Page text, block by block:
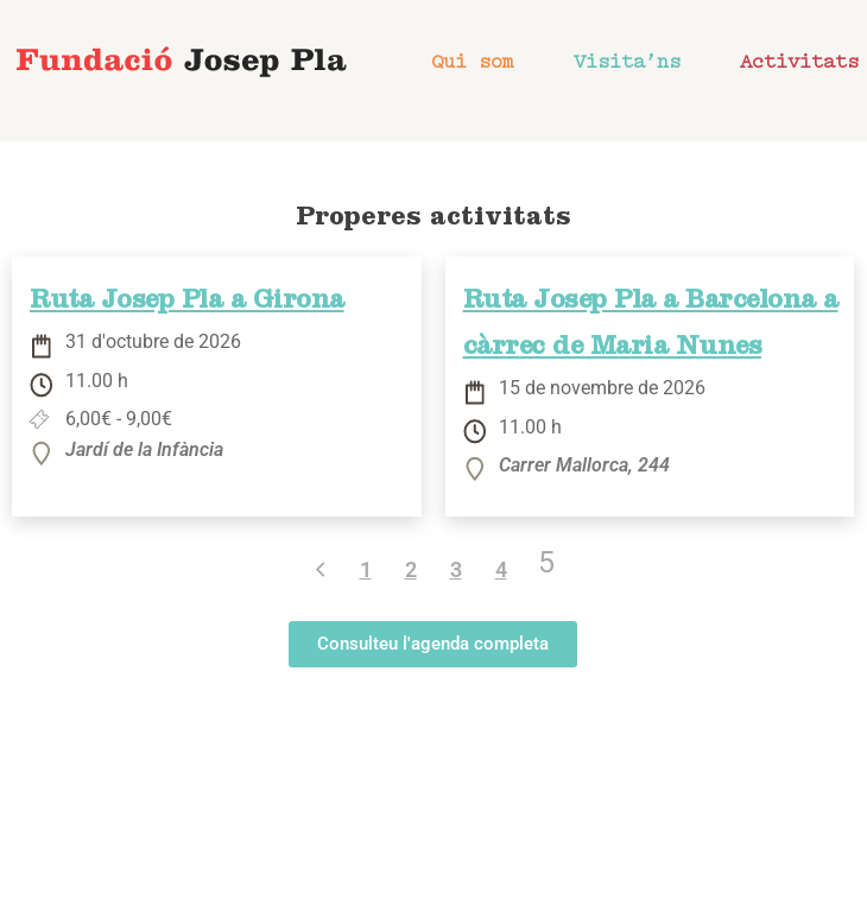
Qui som Visita’ns Activitats
Properes activitats
Ruta Josep Pla a Girona
31 d'octubre de 2026
11.00 h
6,00€ - 9,00€
Jardí de la Infància
Ruta Josep Pla a Barcelona a
càrrec de Maria Nunes
15 de novembre de 2026
11.00 h
Carrer Mallorca, 244
1 2 3 4 5
Consulteu l'agenda completa